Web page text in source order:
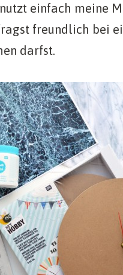
einfach meine
freundlich bei
darfst.